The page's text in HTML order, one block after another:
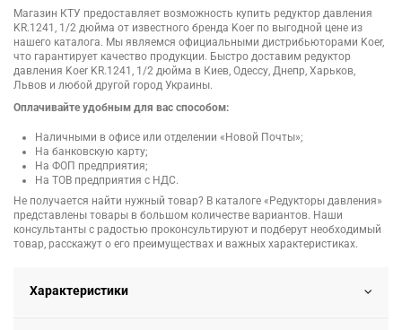
Магазин КТУ предоставляет возможность купить редуктор давления
KR.1241, 1/2 дюйма от известного бренда Koer по выгодной цене из
нашего каталога. Мы являемся официальными дистрибьюторами Koer,
что гарантирует качество продукции. Быстро доставим редуктор
давления Koer KR.1241, 1/2 дюйма в Киев, Одессу, Днепр, Харьков,
Львов и любой другой город Украины.
Оплачивайте удобным для вас способом:
Наличными в офисе или отделении «Новой Почты»;
На банковскую карту;
На ФОП предприятия;
На ТОВ предприятия с НДС.
Не получается найти нужный товар? В каталоге «Редукторы давления»
представлены товары в большом количестве вариантов. Наши
консультанты с радостью проконсультируют и подберут необходимый
товар, расскажут о его преимуществах и важных характеристиках.
Характеристики